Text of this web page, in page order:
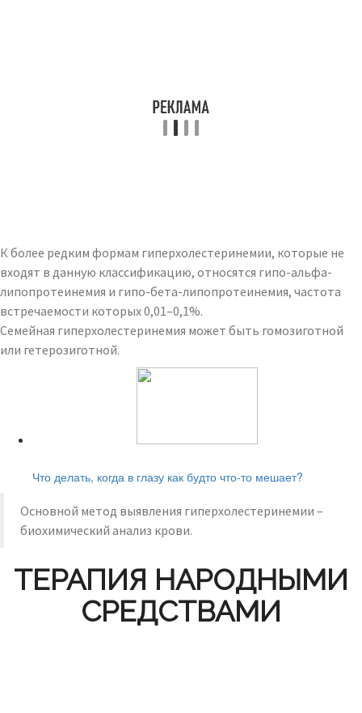
К более редким формам гиперхолестеринемии, которые не
входят в данную классификацию, относятся гипо-альфа-
липопротеинемия и гипо-бета-липопротеинемия, частота
встречаемости которых 0,01–0,1%.
Семейная гиперхолестеринемия может быть гомозиготной
или гетерозиготной.
Что делать, когда в глазу как будто что-то мешает?
Основной метод выявления гиперхолестеринемии –
биохимический анализ крови.
ТЕРАПИЯ НАРОДНЫМИ
СРЕДСТВАМИ